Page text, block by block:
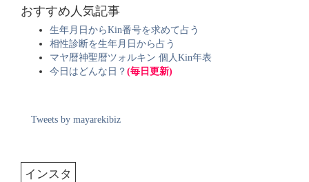
おすすめ人気記事
生年月日からKin番号を求めて占う
相性診断を生年月日から占う
マヤ暦神聖暦ツォルキン 個人Kin年表
今日はどんな日？ (毎日更新)
Tweets by mayarekibiz
インスタ